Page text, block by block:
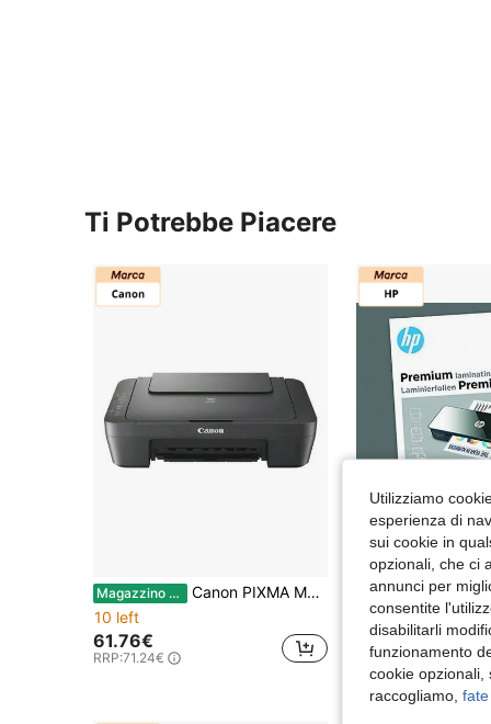
Ti Potrebbe Piacere
Magazzino EU
Canon PIXMA MG2556S Getto d'inchiostro A4 4800 x 600 DPI
10 left
61.76€
RRP:71.24€
Magazzino EU -5%
17 left
24.81€ 26.12€
Utilizziamo
esperienza di
sui cookie in
opzionali, che ci
annunci per
consentite
disabilitarli
funzionamento
cookie opzionali,
raccogliamo,